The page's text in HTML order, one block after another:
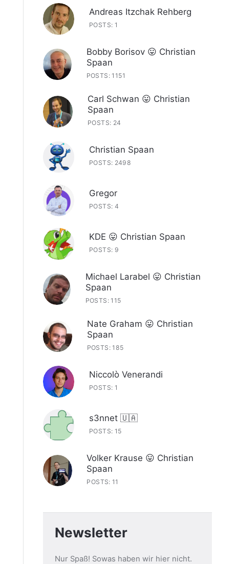
Andreas Itzchak Rehberg
POSTS: 1
Bobby Borisov 😛 Christian
Spaan
POSTS: 1151
Carl Schwan 😛 Christian
Spaan
POSTS: 24
Christian Spaan
POSTS: 2498
Gregor
POSTS: 4
KDE 😛 Christian Spaan
POSTS: 9
Michael Larabel 😛 Christian
Spaan
POSTS: 115
Nate Graham 😛 Christian
Spaan
POSTS: 185
Niccolò Venerandi
POSTS: 1
s3nnet 🇺🇦
POSTS: 15
Volker Krause 😛 Christian
Spaan
POSTS: 11
Newsletter
Nur Spaß! Sowas haben wir hier nicht.